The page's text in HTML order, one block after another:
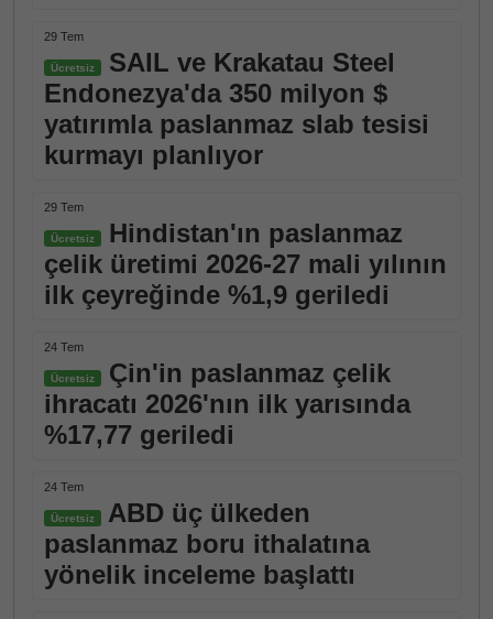
29 Tem
Ücretsiz
SAIL ve Krakatau Steel
Endonezya'da 350 milyon $
yatırımla paslanmaz slab tesisi
kurmayı planlıyor
29 Tem
Ücretsiz
Hindistan'ın paslanmaz
çelik üretimi 2026-27 mali yılının
ilk çeyreğinde %1,9 geriledi
24 Tem
Ücretsiz
Çin'in paslanmaz çelik
ihracatı 2026'nın ilk yarısında
%17,77 geriledi
24 Tem
Ücretsiz
ABD üç ülkeden
paslanmaz boru ithalatına
yönelik inceleme başlattı